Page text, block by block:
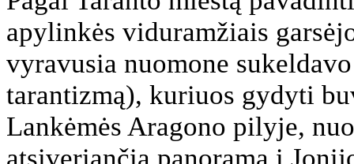
apylinkės viduramžiais
vyravusia nuomone
tarantizmą), kuriuos gydyti
Lankėmės Aragono pilyje,
atsiveriančia panorama į